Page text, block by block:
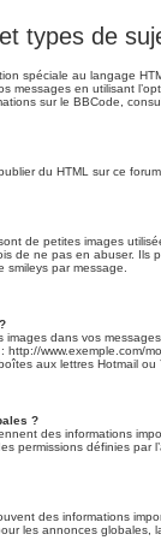
types de
spéciale au langage
messages en utilisant
sur le BBCode,
du HTML sur ce
de petites images
de ne pas en abuser. Ils
smileys par message.
dans vos
http://www.exemple.com/
aux lettres Hotmail
?
des informations
permissions définies par
des informations
les annonces globales,